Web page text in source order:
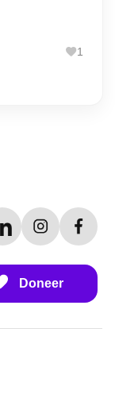
1
Doneer